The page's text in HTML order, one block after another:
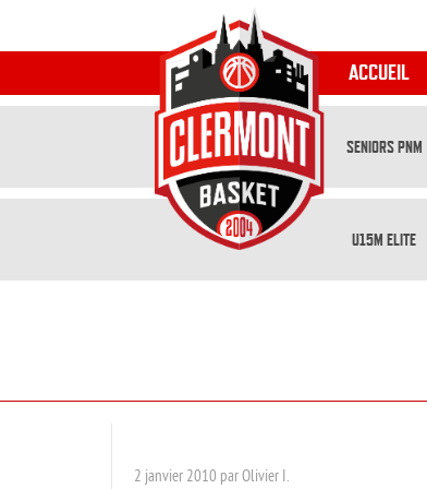
ACCUEIL
SENIORS PNM
U15M ELITE
2 janvier 2010 par Olivier I.